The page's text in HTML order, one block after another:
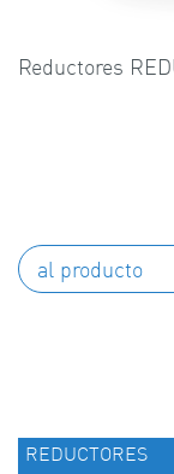
Reductores
al producto
REDUCTORES